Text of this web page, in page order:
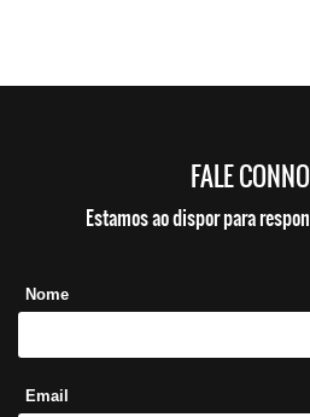
FALE
Estamos ao dispor para
Nome
Email